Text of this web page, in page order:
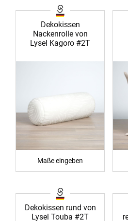
Dekokissen
Nackenrolle von
Lysel Kagoro #2T
Maße eingeben
Dekokissen rund von
Lysel Touba #2T